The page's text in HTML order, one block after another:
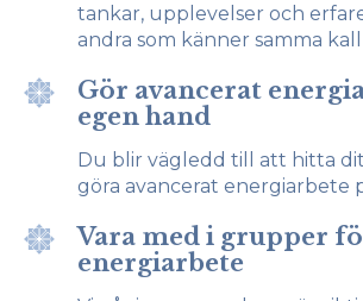
tankar, upplevelser och
andra som känner samma
Gör avancerat
egen hand
Du blir vägledd till att hitta
göra avancerat energiarbete
Vara med i grupper
energiarbete